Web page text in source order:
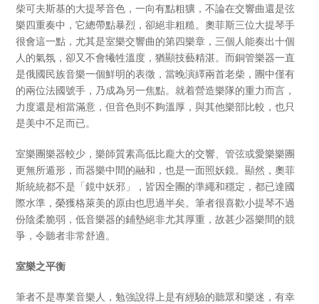
柴可夫斯基的大提琴音色，一向有點粗獷，不論在交響曲還是弦
樂四重奏中，它總帶點暴烈，卻絕非粗糙。奧菲斯三位大提琴手
很會這一點，尤其是室樂交響曲的第四樂章，三個人能奏出十個
人的氣氛，卻又不會犧牲溫度，猶顯技藝精湛。而銅管樂器一直
是俄國民族音樂一個鮮明的表徵，當晚演繹兩首老柴，團中僅有
的兩位法國號手，乃成為另一焦點。就着營造樂隊的重力而言，
力度還是相當滿意，但音色則不夠溫厚，與其他樂部比較，也只
是美中不足而已。
室樂團樂器較少，樂師質素高低比龐大的交響、管弦或愛樂樂團
更無所遁形，而器樂中間的融和，也是一面照妖鏡。顯然，奧菲
斯統統都不是「鏡中妖邪」，皆因全團的準繩和穩定，都已達國
際水準，榮獲格萊美的原由也思過半矣。筆者很喜歡小提琴不過
份陰柔脆弱，低音樂器的鋪墊絕非尤其厚重，故甚少器樂間的競
爭，令聽者非常舒適。
室樂之平衡
筆者不是專業音樂人，勉強說得上是有經驗的聽眾和樂迷，有幸